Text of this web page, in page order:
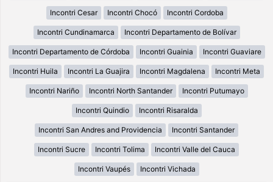
Incontri Cesar Incontri Chocó Incontri Cordoba
Incontri Cundinamarca Incontri Departamento de Bolívar
Incontri Departamento de Córdoba Incontri Guainia Incontri Guaviare
Incontri Huila Incontri La Guajira Incontri Magdalena Incontri Meta
Incontri Nariño Incontri North Santander Incontri Putumayo
Incontri Quindio Incontri Risaralda
Incontri San Andres and Providencia Incontri Santander
Incontri Sucre Incontri Tolima Incontri Valle del Cauca
Incontri Vaupés Incontri Vichada